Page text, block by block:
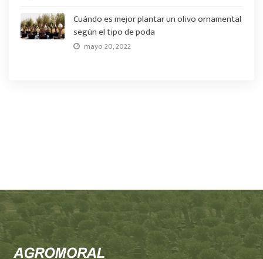
Cuándo es mejor plantar un olivo ornamental
según el tipo de poda
mayo 20, 2022